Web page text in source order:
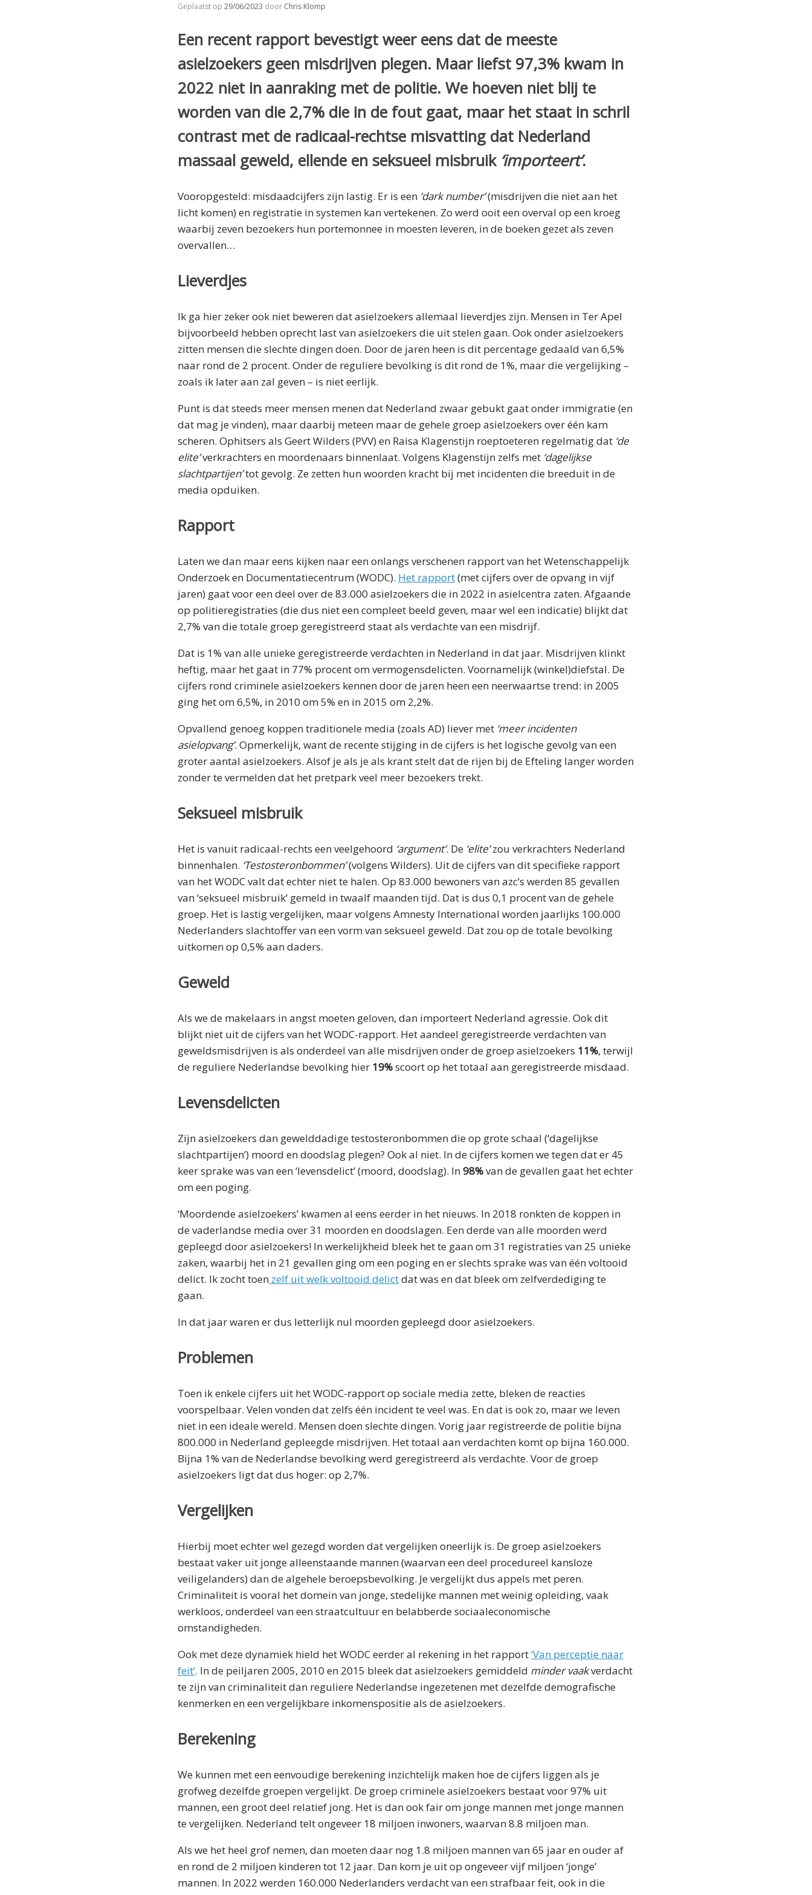
Geplaatst op 29/06/2023 door Chris Klomp
Een recent rapport bevestigt weer eens dat de meeste
asielzoekers geen misdrijven plegen. Maar liefst 97,3% kwam in
2022 niet in aanraking met de politie. We hoeven niet blij te
worden van die 2,7% die in de fout gaat, maar het staat in schril
contrast met de radicaal-rechtse misvatting dat Nederland
massaal geweld, ellende en seksueel misbruik ‘importeert’.
Vooropgesteld: misdaadcijfers zijn lastig. Er is een ‘dark number’(misdrijven die niet aan het
licht komen) en registratie in systemen kan vertekenen. Zo werd ooit een overval op een kroeg
waarbij zeven bezoekers hun portemonnee in moesten leveren, in de boeken gezet als zeven
overvallen…
Lieverdjes
Ik ga hier zeker ook niet beweren dat asielzoekers allemaal lieverdjes zijn. Mensen in Ter Apel
bijvoorbeeld hebben oprecht last van asielzoekers die uit stelen gaan. Ook onder asielzoekers
zitten mensen die slechte dingen doen. Door de jaren heen is dit percentage gedaald van 6,5%
naar rond de 2 procent. Onder de reguliere bevolking is dit rond de 1%, maar die vergelijking –
zoals ik later aan zal geven – is niet eerlijk.
Punt is dat steeds meer mensen menen dat Nederland zwaar gebukt gaat onder immigratie (en
dat mag je vinden), maar daarbij meteen maar de gehele groep asielzoekers over één kam
scheren. Ophitsers als Geert Wilders (PVV) en Raisa Klagenstijn roeptoeteren regelmatig dat ‘de
elite’verkrachters en moordenaars binnenlaat. Volgens Klagenstijn zelfs met ‘dagelijkse
slachtpartijen’tot gevolg. Ze zetten hun woorden kracht bij met incidenten die breeduit in de
media opduiken.
Rapport
Laten we dan maar eens kijken naar een onlangs verschenen rapport van het Wetenschappelijk
Onderzoek en Documentatiecentrum (WODC). Het rapport(met cijfers over de opvang in vijf
jaren) gaat voor een deel over de 83.000 asielzoekers die in 2022 in asielcentra zaten. Afgaande
op politieregistraties (die dus niet een compleet beeld geven, maar wel een indicatie) blijkt dat
2,7% van die totale groep geregistreerd staat als verdachte van een misdrijf.
Dat is 1% van alle unieke geregistreerde verdachten in Nederland in dat jaar. Misdrijven klinkt
heftig, maar het gaat in 77% procent om vermogensdelicten. Voornamelijk (winkel)diefstal. De
cijfers rond criminele asielzoekers kennen door de jaren heen een neerwaartse trend: in 2005
ging het om 6,5%, in 2010 om 5% en in 2015 om 2,2%.
Opvallend genoeg koppen traditionele media (zoals AD) liever met ‘meer incidenten
asielopvang’. Opmerkelijk, want de recente stijging in de cijfers is het logische gevolg van een
groter aantal asielzoekers. Alsof je als je als krant stelt dat de rijen bij de Efteling langer worden
zonder te vermelden dat het pretpark veel meer bezoekers trekt.
Seksueel misbruik
Het is vanuit radicaal-rechts een veelgehoord ‘argument’. De ‘elite’zou verkrachters Nederland
binnenhalen. ‘Testosteronbommen’(volgens Wilders). Uit de cijfers van dit specifieke rapport
van het WODC valt dat echter niet te halen. Op 83.000 bewoners van azc’s werden 85 gevallen
van ‘seksueel misbruik’ gemeld in twaalf maanden tijd. Dat is dus 0,1 procent van de gehele
groep. Het is lastig vergelijken, maar volgens Amnesty International worden jaarlijks 100.000
Nederlanders slachtoffer van een vorm van seksueel geweld. Dat zou op de totale bevolking
uitkomen op 0,5% aan daders.
Geweld
Als we de makelaars in angst moeten geloven, dan importeert Nederland agressie. Ook dit
blijkt niet uit de cijfers van het WODC-rapport. Het aandeel geregistreerde verdachten van
geweldsmisdrijven is als onderdeel van alle misdrijven onder de groep asielzoekers 11%, terwijl
de reguliere Nederlandse bevolking hier 19%scoort op het totaal aan geregistreerde misdaad.
Levensdelicten
Zijn asielzoekers dan gewelddadige testosteronbommen die op grote schaal (‘dagelijkse
slachtpartijen’) moord en doodslag plegen? Ook al niet. In de cijfers komen we tegen dat er 45
keer sprake was van een ‘levensdelict’ (moord, doodslag). In98%van de gevallen gaat het echter
om een poging.
‘Moordende asielzoekers’ kwamen al eens eerder in het nieuws. In 2018 ronkten de koppen in
de vaderlandse media over 31 moorden en doodslagen. Een derde van alle moorden werd
gepleegd door asielzoekers! In werkelijkheid bleek het te gaan om 31 registraties van 25 unieke
zaken, waarbij het in 21 gevallen ging om een poging en er slechts sprake was van één voltooid
delict. Ik zocht toen zelf uit welk voltooid delictdat was en dat bleek om zelfverdediging te
gaan.
In dat jaar waren er dus letterlijk nul moorden gepleegd door asielzoekers.
Problemen
Toen ik enkele cijfers uit het WODC-rapport op sociale media zette, bleken de reacties
voorspelbaar. Velen vonden dat zelfs één incident te veel was. En dat is ook zo, maar we leven
niet in een ideale wereld. Mensen doen slechte dingen. Vorig jaar registreerde de politie bijna
800.000 in Nederland gepleegde misdrijven. Het totaal aan verdachten komt op bijna 160.000.
Bijna 1% van de Nederlandse bevolking werd geregistreerd als verdachte. Voor de groep
asielzoekers ligt dat dus hoger: op 2,7%.
Vergelijken
Hierbij moet echter wel gezegd worden dat vergelijken oneerlijk is. De groep asielzoekers
bestaat vaker uit jonge alleenstaande mannen (waarvan een deel procedureel kansloze
veiligelanders) dan de algehele beroepsbevolking. Je vergelijkt dus appels met peren.
Criminaliteit is vooral het domein van jonge, stedelijke mannen met weinig opleiding, vaak
werkloos, onderdeel van een straatcultuur en belabberde sociaaleconomische
omstandigheden.
Ook met deze dynamiek hield het WODC eerder al rekening in het rapport‘Van perceptie naar
feit’. In de peiljaren 2005, 2010 en 2015 bleek dat asielzoekers gemiddeld minder vaakverdacht
te zijn van criminaliteit dan reguliere Nederlandse ingezetenen met dezelfde demografische
kenmerken en een vergelijkbare inkomenspositie als de asielzoekers.
Berekening
We kunnen met een eenvoudige berekening inzichtelijk maken hoe de cijfers liggen als je
grofweg dezelfde groepen vergelijkt. De groep criminele asielzoekers bestaat voor 97% uit
mannen, een groot deel relatief jong. Het is dan ook fair om jonge mannen met jonge mannen
te vergelijken. Nederland telt ongeveer 18 miljoen inwoners, waarvan 8.8 miljoen man.
Als we het heel grof nemen, dan moeten daar nog 1.8 miljoen mannen van 65 jaar en ouder af
en rond de 2 miljoen kinderen tot 12 jaar. Dan kom je uit op ongeveer vijf miljoen ‘jonge’
mannen. In 2022 werden 160.000 Nederlanders verdacht van een strafbaar feit, ook in die